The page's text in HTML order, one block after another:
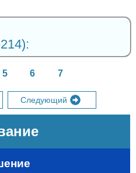
5 6 7
Следующий